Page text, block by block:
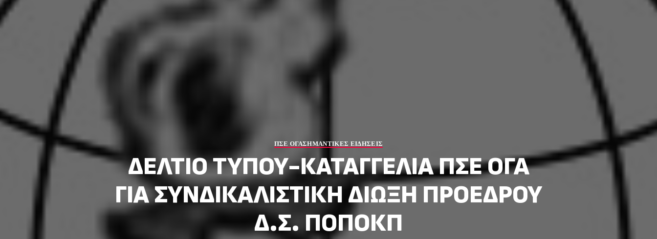
ΠΣΕ ΟΓΑΣΗΜΑΝΤΙΚΕΣ ΕΙΔΗΣΕΙΣ
ΔΕΛΤΙΟ ΤΥΠΟΥ-ΚΑΤΑΓΓΕΛΙΑ ΠΣΕ ΟΓΑ
ΓΙΑ ΣΥΝΔΙΚΑΛΙΣΤΙΚΗ ΔΙΩΞΗ ΠΡΟΕΔΡΟΥ
Δ.Σ. ΠΟΠΟΚΠ